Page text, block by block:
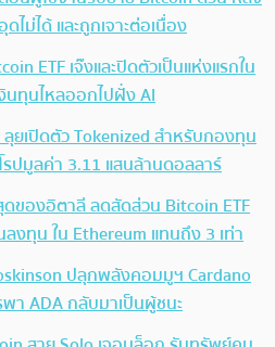
ไม่ได้ และถูกเจาะต่อเนื่อง
ETF เจ๊งและปิดตัวเป็นแห่งแรกใน
นทุนไหลออกไปฝั่ง AI
ลุยเปิดตัว Tokenized สำหรับกองทุน
รปมูลค่า 3.11 แสนล้านดอลลาร์
ของอิตาลี ลดสัดส่วน Bitcoin ETF
งทุน ใน Ethereum แทนถึง 3 เท่า
ปลุกพลังคอมมูฯ Cardano
า ADA กลับมาเป็นผู้ชนะ